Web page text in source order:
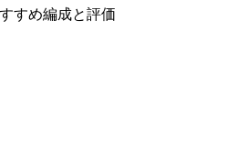
すめ編成と評価